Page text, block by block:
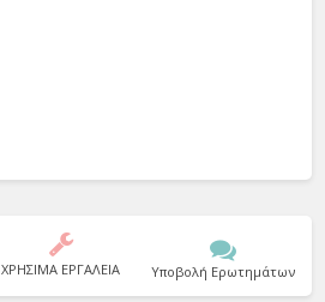
ΧΡΗΣΙΜΑ ΕΡΓΑΛΕΙΑ Υποβολή Ερωτημάτων